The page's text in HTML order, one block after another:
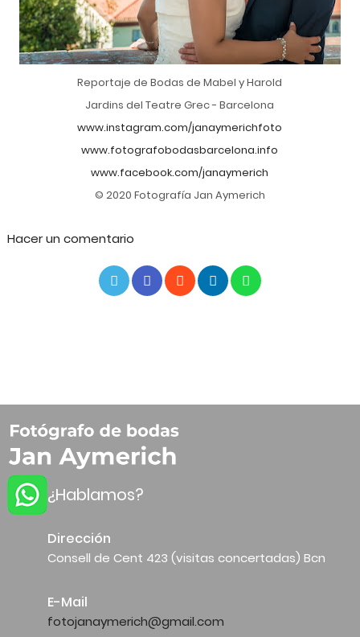
Reportaje de Bodas de Mabel y Harold
Jardins del Teatre Grec - Barcelona
www.instagram.com/janaymerichfoto
www.fotografobodasbarcelona.info
www.facebook.com/janaymerich
© 2020 Fotografía Jan Aymerich
Hacer un comentario
¿Hablamos?
Dirección
Consell de Cent 423 (visitas concertadas) Bcn
E-Mail
fotojanaymerich@gmail.com